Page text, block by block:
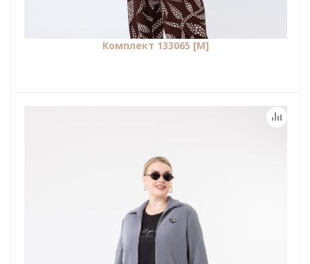
Комплект 133065 [М]